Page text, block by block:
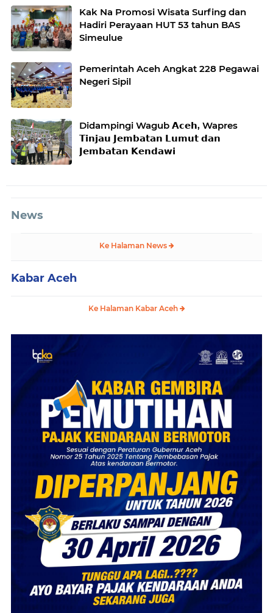
Kak Na Promosi Wisata Surfing dan
Hadiri Perayaan HUT 53 tahun BAS
Simeulue
Pemerintah Aceh Angkat 228 Pegawai
Negeri Sipil
Didampingi Wagub 𝗔𝗰𝗲𝗵, Wapres
𝗧𝗶𝗻𝗷𝗮𝘂 𝗝𝗲𝗺𝗯𝗮𝘁𝗮𝗻 𝗟𝘂𝗺𝘂𝘁 𝗱𝗮𝗻
𝗝𝗲𝗺𝗯𝗮𝘁𝗮𝗻 𝗞𝗲𝗻𝗱𝗮𝘄𝗶
News
Ke Halaman News
Kabar Aceh
Ke Halaman Kabar Aceh